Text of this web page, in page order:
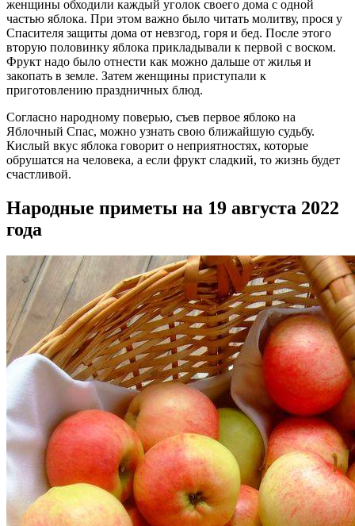
женщины обходили каждый уголок своего дома с одной
частью яблока. При этом важно было читать молитву, прося у
Спасителя защиты дома от невзгод, горя и бед. После этого
вторую половинку яблока прикладывали к первой с воском.
Фрукт надо было отнести как можно дальше от жилья и
закопать в земле. Затем женщины приступали к
приготовлению праздничных блюд.
Согласно народному поверью, съев первое яблоко на
Яблочный Спас, можно узнать свою ближайшую судьбу.
Кислый вкус яблока говорит о неприятностях, которые
обрушатся на человека, а если фрукт сладкий, то жизнь будет
счастливой.
Народные приметы на 19 августа 2022
года